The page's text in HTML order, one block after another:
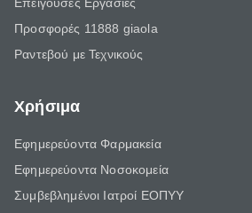
Προσφορές 11888 giaola
Ραντεβού με Τεχνικούς
Χρήσιμα
Εφημερεύοντα Φαρμακεία
Εφημερεύοντα Νοσοκομεία
Συμβεβλημένοι Ιατροί ΕΟΠΥΥ